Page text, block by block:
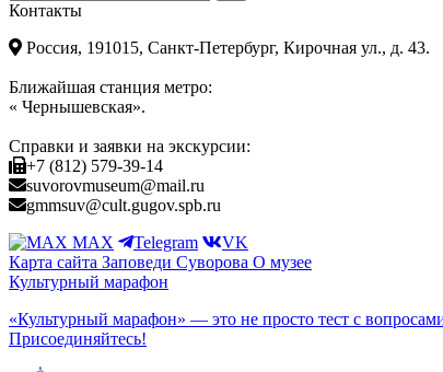
Контакты
Россия, 191015, Санкт-Петербург, Кирочная ул., д. 43.
Ближайшая станция метро:
« Чернышевская».
Справки и заявки на экскурсии:
+7 (812) 579-39-14
suvorovmuseum@mail.ru
gmmsuv@cult.gugov.spb.ru
MAX
Telegram
VK
Карта сайта Заповеди Cуворова О музее
Культурный марафон
«Культурный марафон» — это не просто тест с
Присоединяйтесь!